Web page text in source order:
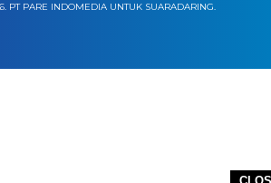
PT PARE INDOMEDIA UNTUK SUARADARING.